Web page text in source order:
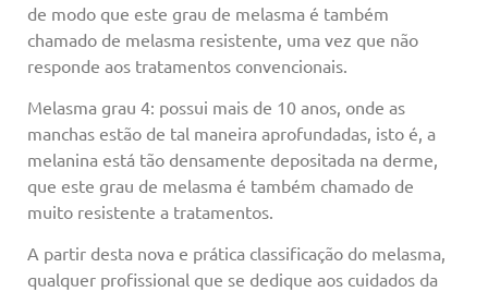
de modo que este grau de melasma é também
chamado de melasma resistente, uma vez que não
responde aos tratamentos convencionais.
Melasma grau 4: possui mais de 10 anos, onde as
manchas estão de tal maneira aprofundadas, isto é, a
melanina está tão densamente depositada na derme,
que este grau de melasma é também chamado de
muito resistente a tratamentos.
A partir desta nova e prática classificação do melasma,
qualquer profissional que se dedique aos cuidados da